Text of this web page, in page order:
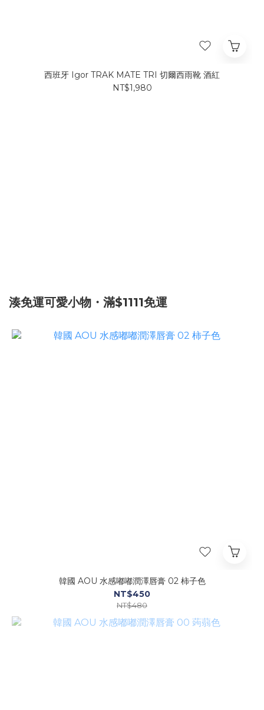
西班牙 Igor TRAK MATE TRI 切爾西雨靴 酒紅
NT$1,980
湊免運可愛小物・滿$1111免運
韓國 AOU 水感嘟嘟潤澤唇膏 02 柿子色
NT$450
NT$480